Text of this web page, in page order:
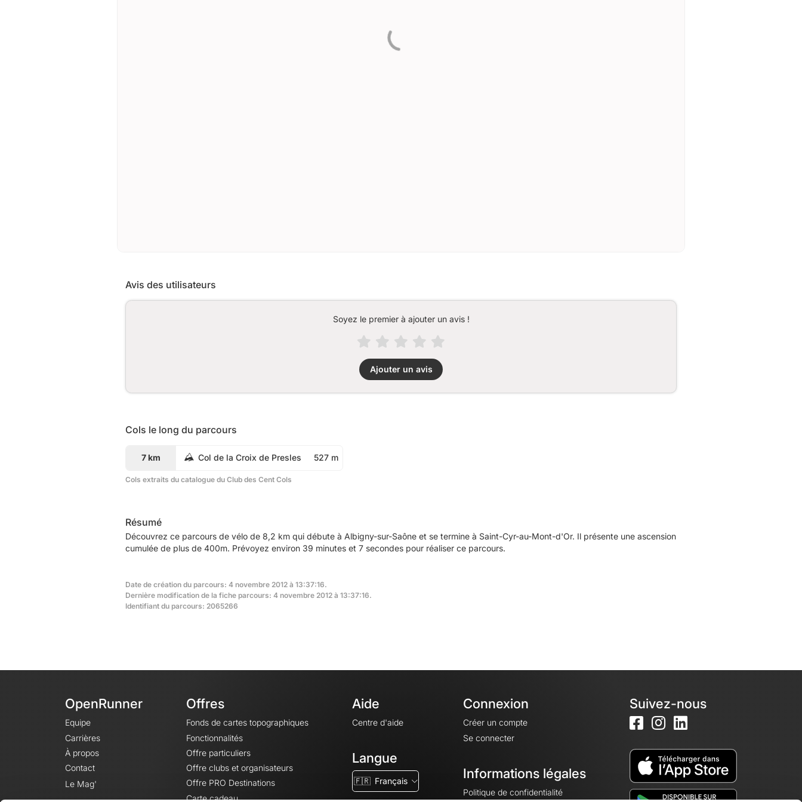
Avis des utilisateurs
Soyez le premier à ajouter un avis !
Ajouter un avis
Cols le long du parcours
7 km Col de la Croix de Presles 527 m
Cols extraits du catalogue du Club des Cent Cols
Résumé
Découvrez ce parcours de vélo de 8,2 km qui débute à Albigny-sur-Saône et se termine à Saint-Cyr-au-Mont-d'Or. Il présente une ascension
cumulée de plus de 400m. Prévoyez environ 39 minutes et 7 secondes pour réaliser ce parcours.
Date de création du parcours: 4 novembre 2012 à 13:37:16.
Dernière modification de la fiche parcours: 4 novembre 2012 à 13:37:16.
Identifiant du parcours: 2065266
OpenRunner
Equipe
Carrières
À propos
Contact
Le Mag'
Offres
Fonds de cartes topographiques
Fonctionnalités
Offre particuliers
Offre clubs et organisateurs
Offre PRO Destinations
Carte cadeau
Aide
Centre d'aide
Langue
🇫🇷 Français
Connexion
Créer un compte
Se connecter
Informations légales
Politique de confidentialité
Suivez-nous